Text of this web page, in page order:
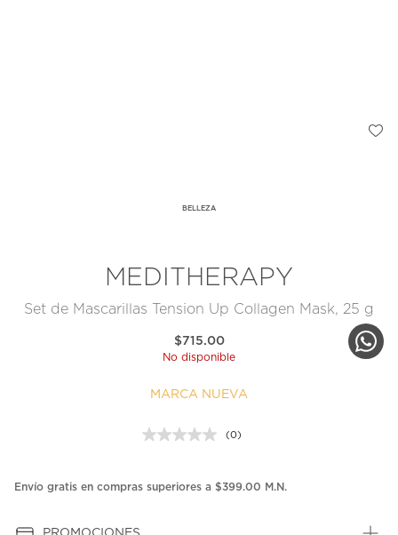
BELLEZA
MEDITHERAPY
Set de Mascarillas Tension Up Collagen Mask, 25 g
$715.00
No disponible
MARCA NUEVA
Sin
en
(0)
Envío gratis en compras superiores a $399.00 M.N.